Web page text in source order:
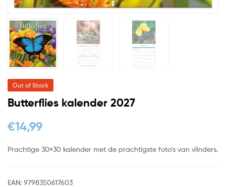
Out of Stock
Butterflies kalender 2027
€14,99
Prachtige 30×30 kalender met de prachtigste foto’s van vlinders.
EAN: 9798350617603